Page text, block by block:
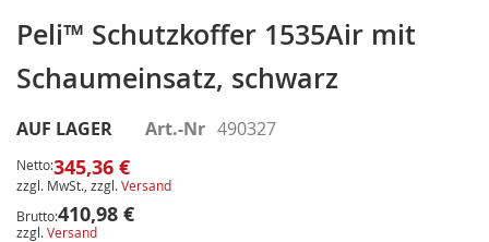
Peli™ Schutzkoffer 1535Air mit
Schaumeinsatz, schwarz
AUF LAGER Art.-Nr 490327
Netto:345,36 €
zzgl. MwSt., zzgl.Versand
Brutto:410,98 €
zzgl.Versand
Anfang
der
Bildergalerie